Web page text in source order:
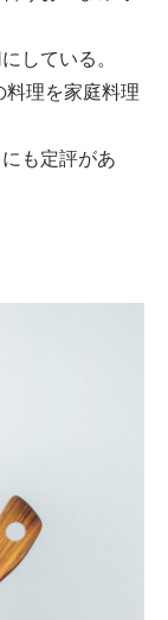
している。
理を家庭料理
も定評があ